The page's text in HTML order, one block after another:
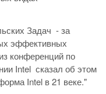
Задач - за
эффективных
конференций по
Intel сказал об этом
Intel в 21 веке."